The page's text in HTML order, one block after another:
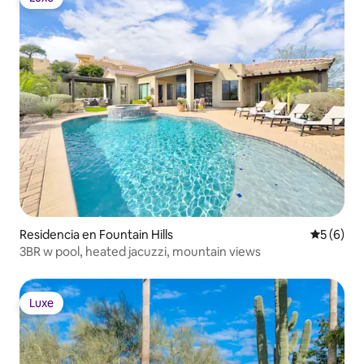
Luxe
Residencia en Fountain Hills
5 (6)
3BR w pool, heated jacuzzi, mountain views
Luxe
Luxe